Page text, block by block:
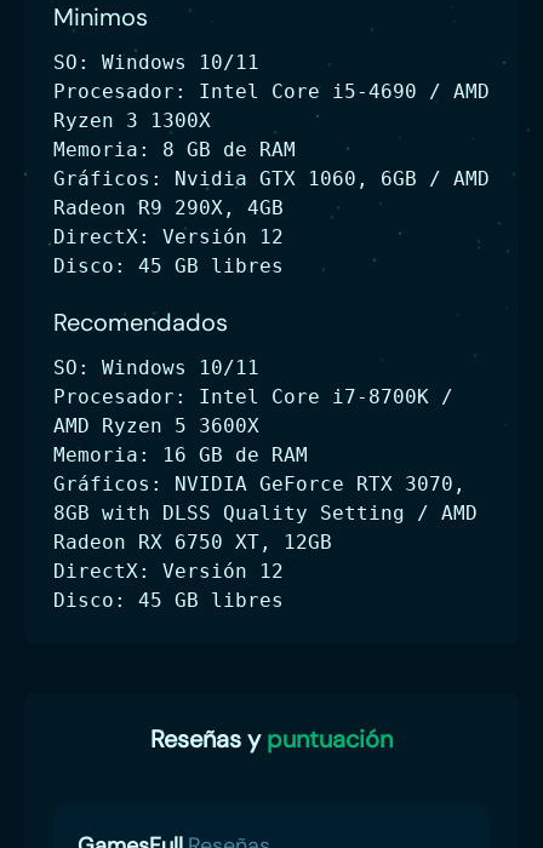
Minimos
SO: Windows 10/11
Procesador: Intel Core i5-4690 / AMD
Ryzen 3 1300X
Memoria: 8 GB de RAM
Gráficos: Nvidia GTX 1060, 6GB / AMD
Radeon R9 290X, 4GB
DirectX: Versión 12
Disco: 45 GB libres
Recomendados
SO: Windows 10/11
Procesador: Intel Core i7-8700K /
AMD Ryzen 5 3600X
Memoria: 16 GB de RAM
Gráficos: NVIDIA GeForce RTX 3070,
8GB with DLSS Quality Setting / AMD
Radeon RX 6750 XT, 12GB
DirectX: Versión 12
Disco: 45 GB libres
Reseñas ypuntuación